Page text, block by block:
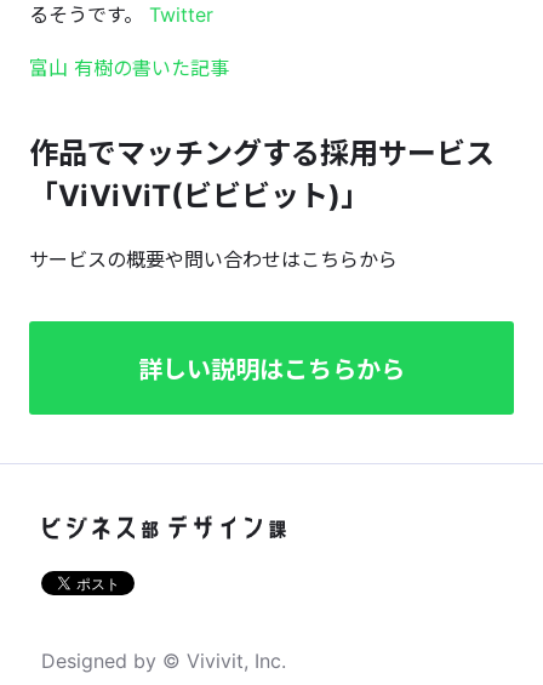
るそうです。 Twitter
富山 有樹の書いた記事
作品でマッチングする採用サービス
「ViViViT(ビビビット)」
サービスの概要や問い合わせはこちらから
詳しい説明はこちらから
Designed by © Vivivit, Inc.